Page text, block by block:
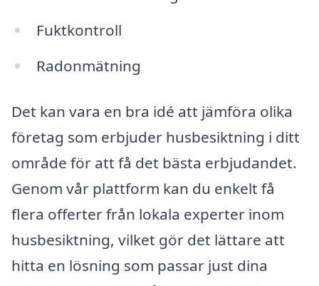
Fuktkontroll
Radonmätning
Det kan vara en bra idé att jämföra olika
företag som erbjuder husbesiktning i ditt
område för att få det bästa erbjudandet.
Genom vår plattform kan du enkelt få
flera offerter från lokala experter inom
husbesiktning, vilket gör det lättare att
hitta en lösning som passar just dina